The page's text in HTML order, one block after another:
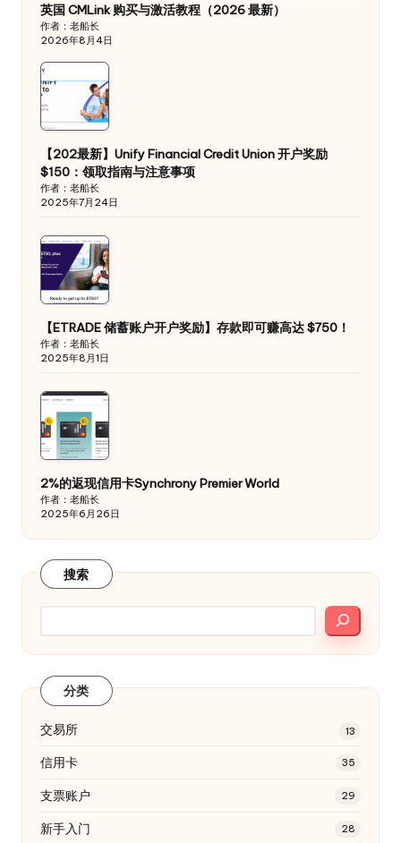
英国 CMLink 购买与激活教程（2026 最新）
作者：老船长
2026年8月4日
【202最新】Unify Financial Credit Union 开户奖励
$150：领取指南与注意事项
作者：老船长
2025年7月24日
【ETRADE 储蓄账户开户奖励】存款即可赚高达 $750！
作者：老船长
2025年8月1日
2%的返现信用卡Synchrony Premier World
作者：老船长
2025年6月26日
搜索
分类
交易所 13
信用卡 35
支票账户 29
新手入门 28